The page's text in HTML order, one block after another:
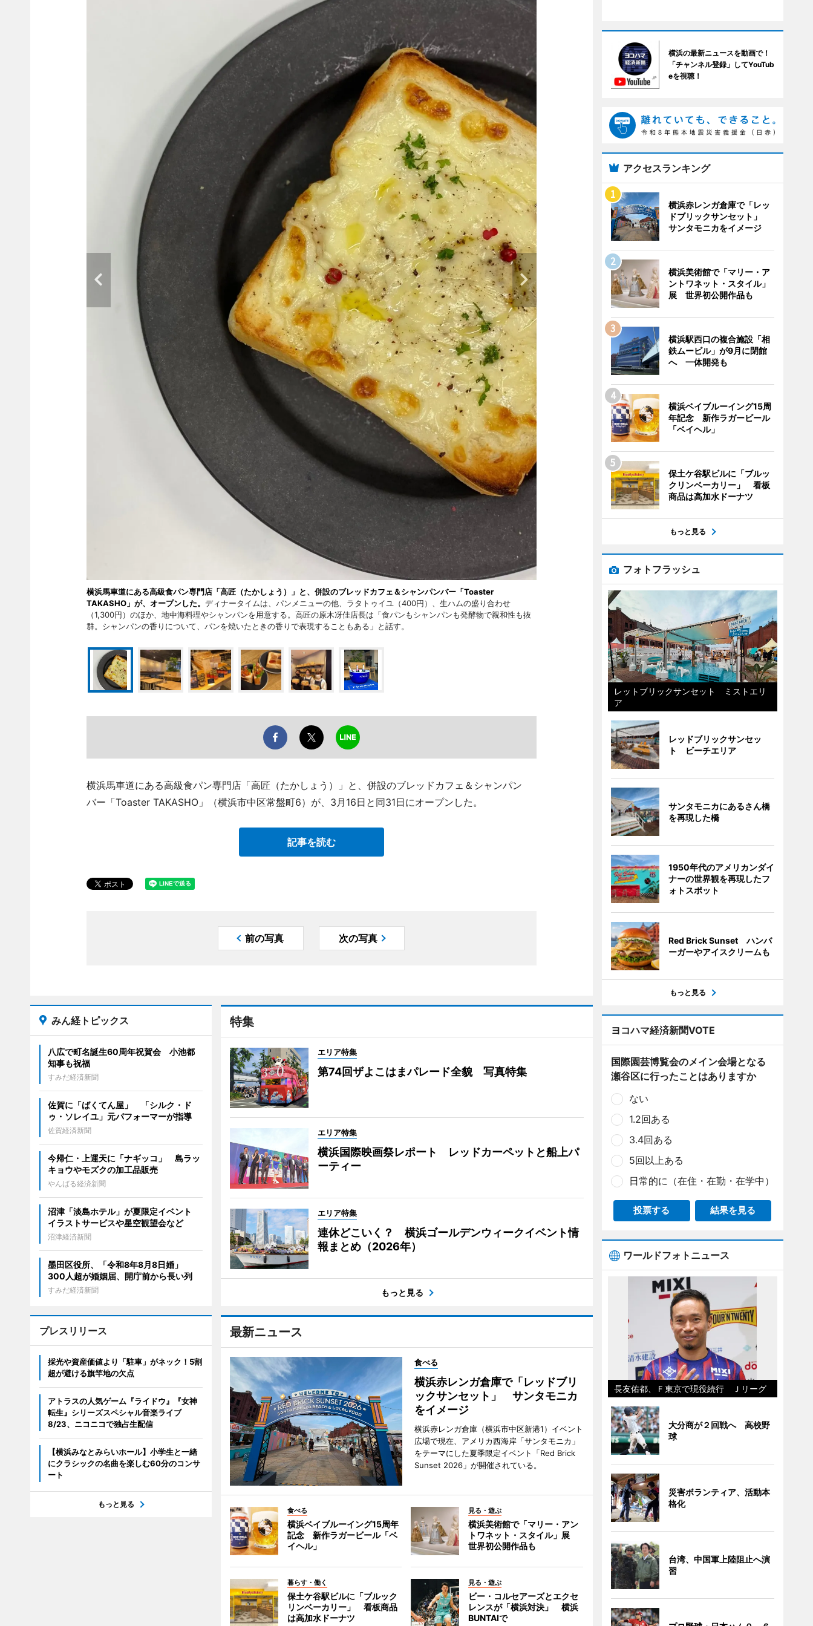
横浜馬車道にある高級食パン専門店「高匠（たかしょう）」と、併設のブレッドカフェ＆シャンパンバー「Toaster
TAKASHO」が、オープンした。 ディナータイムは、パンメニューの他、ラタトゥイユ（400円）、生ハムの盛り合わせ
（1,300円）のほか、地中海料理やシャンパンを用意する。高匠の原木冴佳店長は「食パンもシャンパンも発酵物で親和性も抜
群。シャンパンの香りについて、パンを焼いたときの香りで表現することもある」と話す。
横浜馬車道にある高級食パン専門店「高匠（たかしょう）」と、併設のブレッドカフェ＆シャンパン
バー「Toaster TAKASHO」（横浜市中区常盤町6）が、3月16日と同31日にオープンした。
記事を読む
前の写真 次の写真
特集
エリア特集
第74回ザよこはまパレード全貌 写真特集
エリア特集
横浜国際映画祭レポート レッドカーペットと船上パ
ーティー
エリア特集
連休どこいく？ 横浜ゴールデンウィークイベント情
報まとめ（2026年）
もっと見る
最新ニュース
食べる
横浜赤レンガ倉庫で「レッドブリ
ックサンセット」 サンタモニカ
をイメージ
横浜赤レンガ倉庫（横浜市中区新港1）イベント
広場で現在、アメリカ西海岸「サンタモニカ」
をテーマにした夏季限定イベント「Red Brick
Sunset 2026」が開催されている。
食べる
横浜ベイブルーイング15周年
記念 新作ラガービール「ベ
イヘル」
見る・遊ぶ
横浜美術館で「マリー・アン
トワネット・スタイル」展
世界初公開作品も
暮らす・働く
保土ケ谷駅ビルに「ブルック
リンベーカリー」 看板商品
は高加水ドーナツ
見る・遊ぶ
ビー・コルセアーズとエクセ
レンスが「横浜対決」 横浜
BUNTAIで
みん経トピックス
八広で町名誕生60周年祝賀会 小池都
知事も祝福
すみだ経済新聞
佐賀に「ばくてん屋」 「シルク・ド
ゥ・ソレイユ」元パフォーマーが指導
佐賀経済新聞
今帰仁・上運天に「ナギッコ」 島ラッ
キョウやモズクの加工品販売
やんばる経済新聞
沼津「淡島ホテル」が夏限定イベント
イラストサービスや星空観望会など
沼津経済新聞
墨田区役所、「令和8年8月8日婚」
300人超が婚姻届、開庁前から長い列
すみだ経済新聞
プレスリリース
採光や資産価値より「駐車」がネック！5割
超が避ける旗竿地の欠点
アトラスの人気ゲーム『ライドウ』『女神
転生』シリーズスペシャル音楽ライブ
8/23、ニコニコで独占生配信
【横浜みなとみらいホール】小学生と一緒
にクラシックの名曲を楽しむ60分のコンサ
ート
もっと見る
横浜の最新ニュースを動画で！
「チャンネル登録」してYouTub
eを視聴！
アクセスランキング
横浜赤レンガ倉庫で「レッ
ドブリックサンセット」
サンタモニカをイメージ
横浜美術館で「マリー・ア
ントワネット・スタイル」
展 世界初公開作品も
横浜駅西口の複合施設「相
鉄ムービル」が9月に閉館
へ 一体開発も
横浜ベイブルーイング15周
年記念 新作ラガービール
「ベイヘル」
保土ケ谷駅ビルに「ブルッ
クリンベーカリー」 看板
商品は高加水ドーナツ
もっと見る
フォトフラッシュ
レットブリックサンセット ミストエリ
ア
レッドブリックサンセッ
ト ビーチエリア
サンタモニカにあるさん橋
を再現した橋
1950年代のアメリカンダイ
ナーの世界観を再現したフ
ォトスポット
Red Brick Sunset ハンバ
ーガーやアイスクリームも
もっと見る
ヨコハマ経済新聞VOTE
国際園芸博覧会のメイン会場となる
瀬谷区に行ったことはありますか
ない
1.2回ある
3.4回ある
5回以上ある
日常的に（在住・在勤・在学中）
投票する 結果を見る
ワールドフォトニュース
長友佑都、Ｆ東京で現役続行 Ｊリーグ
大分商が２回戦へ 高校野
球
災害ボランティア、活動本
格化
台湾、中国軍上陸阻止へ演
習